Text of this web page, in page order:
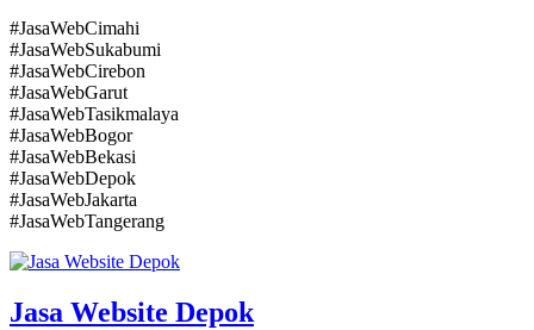
#JasaWebCimahi
#JasaWebSukabumi
#JasaWebCirebon
#JasaWebGarut
#JasaWebTasikmalaya
#JasaWebBogor
#JasaWebBekasi
#JasaWebDepok
#JasaWebJakarta
#JasaWebTangerang
Jasa Website Depok